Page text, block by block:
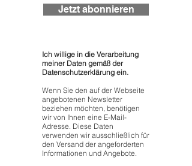
Jetzt abonnieren
Ich willige in die Verarbeitung
meiner Daten gemäß der
Datenschutzerklärung ein.
Wenn Sie den auf der Webseite
angebotenen Newsletter
beziehen möchten, benötigen
wir von Ihnen eine E-Mail-
Adresse. Diese Daten
verwenden wir ausschließlich für
den Versand der angeforderten
Informationen und Angebote.